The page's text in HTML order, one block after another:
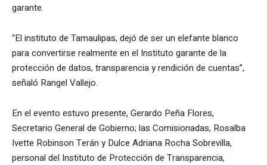
garante.
“El instituto de Tamaulipas, dejó de ser un elefante blanco
para convertirse realmente en el Instituto garante de la
protección de datos, transparencia y rendición de cuentas”,
señaló Rangel Vallejo.
En el evento estuvo presente, Gerardo Peña Flores,
Secretario General de Gobierno; las Comisionadas, Rosalba
Ivette Robinson Terán y Dulce Adriana Rocha Sobrevilla,
personal del Instituto de Protección de Transparencia,